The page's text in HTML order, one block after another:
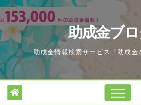
Skip
to
content
助成金ブ
助成金情報検索サービス「助成金